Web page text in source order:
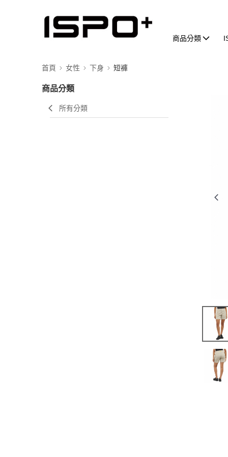
商品分類
首頁 女性 下身 短褲
商品分類
所有分類